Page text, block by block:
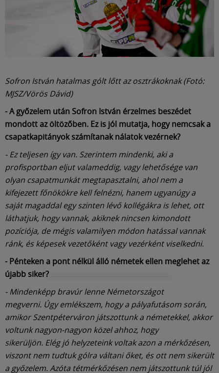
Sofron István hatalmas gólt lőtt az osztrákoknak (Fotó:
MJSZ/Vörös Dávid)
- A győzelem után Sofron István érzelmes beszédet
mondott az öltözőben. Ez is jól mutatja, hogy nemcsak a
csapatkapitányok számítanak nálatok vezérnek?
- Ez teljesen így van. Szerintem mindenki, aki a
profisportban eljut valameddig, vagy lehetősége van
olyan csapatmunkát megtapasztalni, ahol nem a
kifejezett főnökökre kell felnézni, hanem ugyanúgy a
saját magaddal egy szinten lévő kollégákra is lehet, ott
láthatjuk, hogy vannak, akiknek nincsen kimondott
pozíciója, de mégis valamilyen módon hatással vannak
ránk, és képesek vezetőként vagy vezérként viselkedni.
- Pénteken a pont nélkül álló németek ellen meglehet az
újabb siker?
- Mindenképp bravúr lenne Németországot
megverni. Úgy emlékszem, hogy a pályafutásom során,
amikor Szentpéterváron játszottunk a németekkel, akkor
voltunk nagyon-nagyon közel ahhoz, hogy
sikerüljön. Elég jó helyzeteink voltak azon a mérkőzésen,
viszont nem tudtuk gólra váltani őket, és ott nem sikerült
a győzelem. Azóta tétmérkőzésen nem játszottunk túl jól